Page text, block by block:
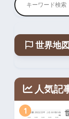
世界地図
人気記
1